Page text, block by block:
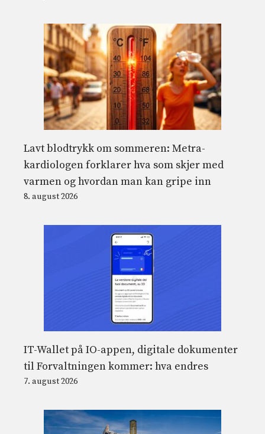
Lavt blodtrykk om sommeren: Metra-
kardiologen forklarer hva som skjer med
varmen og hvordan man kan gripe inn
8. august 2026
IT-Wallet på IO-appen, digitale dokumenter
til Forvaltningen kommer: hva endres
7. august 2026